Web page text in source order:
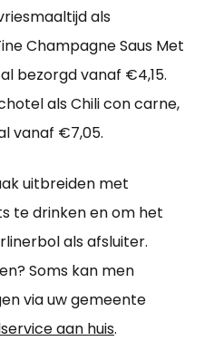
als
Champagne Saus Met
bezorgd vanaf €4,15.
als Chili con carne,
vanaf €7,05.
uitbreiden met
te drinken en om het
als afsluiter.
Soms kan men
via uw gemeente
aan huis.